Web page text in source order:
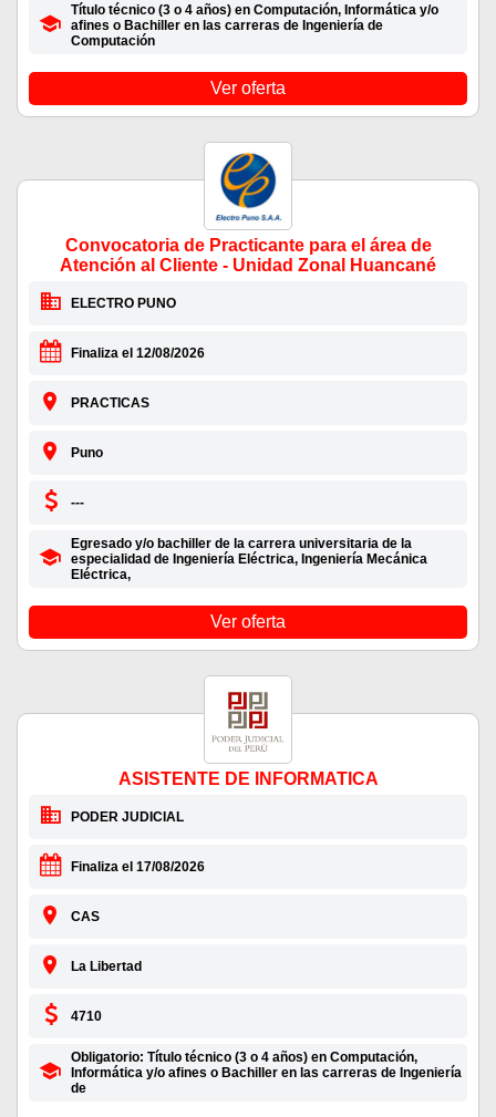
Título técnico (3 o 4 años) en Computación, Informática y/o
afines o Bachiller en las carreras de Ingeniería de
Computación
Ver oferta
Convocatoria de Practicante para el área de
Atención al Cliente - Unidad Zonal Huancané
ELECTRO PUNO
Finaliza el 12/08/2026
PRACTICAS
Puno
---
Egresado y/o bachiller de la carrera universitaria de la
especialidad de Ingeniería Eléctrica, Ingeniería Mecánica
Eléctrica,
Ver oferta
ASISTENTE DE INFORMATICA
PODER JUDICIAL
Finaliza el 17/08/2026
CAS
La Libertad
4710
Obligatorio: Título técnico (3 o 4 años) en Computación,
Informática y/o afines o Bachiller en las carreras de Ingeniería
de